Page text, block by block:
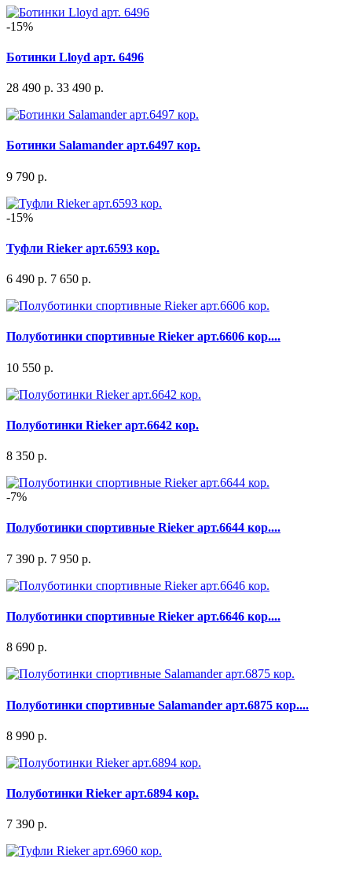
-15%
Ботинки Lloyd арт. 6496
28 490 р. 33 490 р.
Ботинки Salamander арт.6497 кор.
9 790 р.
-15%
Туфли Rieker арт.6593 кор.
6 490 р. 7 650 р.
Полуботинки спортивные Rieker арт.6606 кор....
10 550 р.
Полуботинки Rieker арт.6642 кор.
8 350 р.
-7%
Полуботинки спортивные Rieker арт.6644 кор....
7 390 р. 7 950 р.
Полуботинки спортивные Rieker арт.6646 кор....
8 690 р.
Полуботинки спортивные Salamander арт.6875 кор....
8 990 р.
Полуботинки Rieker арт.6894 кор.
7 390 р.